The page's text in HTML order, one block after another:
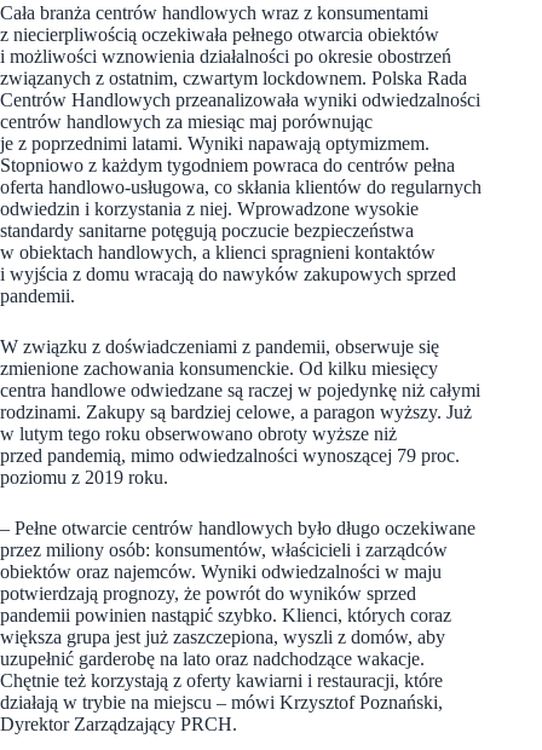
Cała branża centrów handlowych wraz z konsumentami
z niecierpliwością oczekiwała pełnego otwarcia obiektów
i możliwości wznowienia działalności po okresie obostrzeń
związanych z ostatnim, czwartym lockdownem. Polska Rada
Centrów Handlowych przeanalizowała wyniki odwiedzalności
centrów handlowych za miesiąc maj porównując
je z poprzednimi latami. Wyniki napawają optymizmem.
Stopniowo z każdym tygodniem powraca do centrów pełna
oferta handlowo-usługowa, co skłania klientów do regularnych
odwiedzin i korzystania z niej. Wprowadzone wysokie
standardy sanitarne potęgują poczucie bezpieczeństwa
w obiektach handlowych, a klienci spragnieni kontaktów
i wyjścia z domu wracają do nawyków zakupowych sprzed
pandemii.
W związku z doświadczeniami z pandemii, obserwuje się
zmienione zachowania konsumenckie. Od kilku miesięcy
centra handlowe odwiedzane są raczej w pojedynkę niż całymi
rodzinami. Zakupy są bardziej celowe, a paragon wyższy. Już
w lutym tego roku obserwowano obroty wyższe niż
przed pandemią, mimo odwiedzalności wynoszącej 79 proc.
poziomu z 2019 roku.
– Pełne otwarcie centrów handlowych było długo oczekiwane
przez miliony osób: konsumentów, właścicieli i zarządców
obiektów oraz najemców. Wyniki odwiedzalności w maju
potwierdzają prognozy, że powrót do wyników sprzed
pandemii powinien nastąpić szybko. Klienci, których coraz
większa grupa jest już zaszczepiona, wyszli z domów, aby
uzupełnić garderobę na lato oraz nadchodzące wakacje.
Chętnie też korzystają z oferty kawiarni i restauracji, które
działają w trybie na miejscu – mówi Krzysztof Poznański,
Dyrektor Zarządzający PRCH.